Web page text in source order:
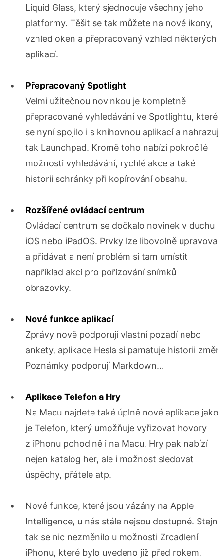
Liquid Glass, který sjednocuje všechny jeho
platformy. Těšit se tak můžete na nové ikony,
vzhled oken a přepracovaný vzhled některých
aplikací.
Přepracovaný Spotlight
Velmi užitečnou novinkou je kompletně
přepracované vyhledávání ve Spotlightu, které
se nyní spojilo i s knihovnou aplikací a
tak Launchpad. Kromě toho nabízí pokročilé
možnosti vyhledávání, rychlé akce a také
historii schránky při kopírování obsahu.
Rozšířené ovládací centrum
Ovládací centrum se dočkalo novinek v duchu
iOS nebo iPadOS. Prvky lze libovolně
a přidávat a není problém si tam umístit
například akci pro pořizování snímků
obrazovky.
Nové funkce aplikací
Zprávy nově podporují vlastní pozadí nebo
ankety, aplikace Hesla si pamatuje historii
Poznámky podporují Markdown…
Aplikace Telefon a Hry
Na Macu najdete také úplně nové aplikace jako
je Telefon, který umožňuje vyřizovat hovory
z iPhonu pohodlně i na Macu. Hry pak nabízí
nejen katalog her, ale i možnost sledovat
úspěchy, přátele atp.
Nové funkce, které jsou vázány na Apple
Intelligence, u nás stále nejsou dostupné.
tak se nic nezměnilo u možnosti Zrcadlení
iPhonu, které bylo uvedeno již před rokem.